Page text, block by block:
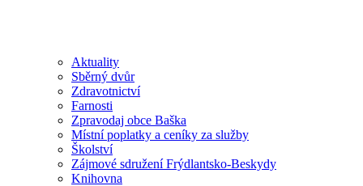
Aktuality
Sběrný dvůr
Zdravotnictví
Farnosti
Zpravodaj obce Baška
Místní poplatky a ceníky za služby
Školství
Zájmové sdružení Frýdlantsko-Beskydy
Knihovna